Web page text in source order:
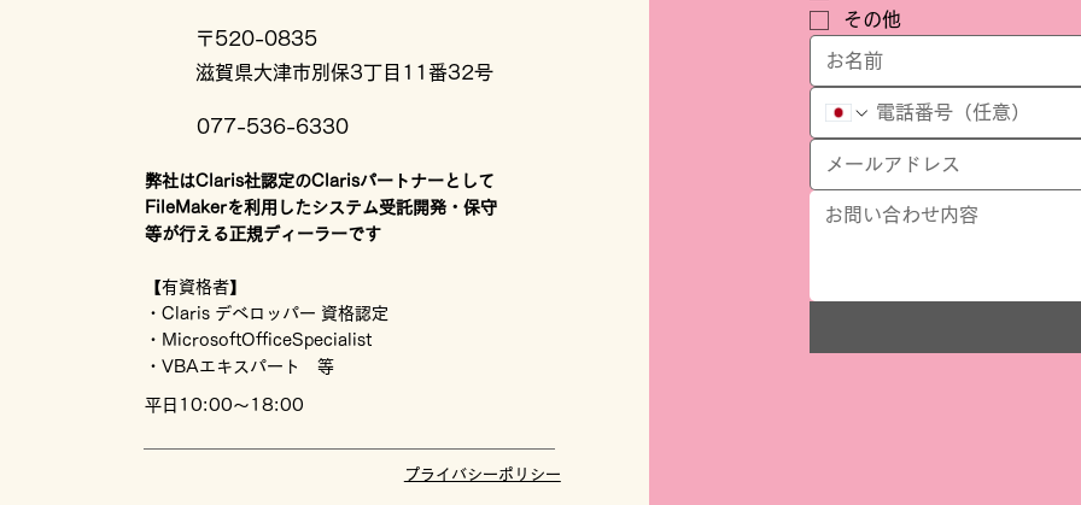
〒520-0835
滋賀県大津市別保3丁目11番32号
077-536-6330
弊社はClaris社認定のClarisパートナーとして
FileMakerを利用したシステム受託開発・保守
等が行える正規ディーラーです
【有資格者】
・Claris デベロッパー 資格認定
・MicrosoftOfficeSpecialist
・VBAエキスパート 等
平日10:00～18:00
プライバシーポリシー
その他